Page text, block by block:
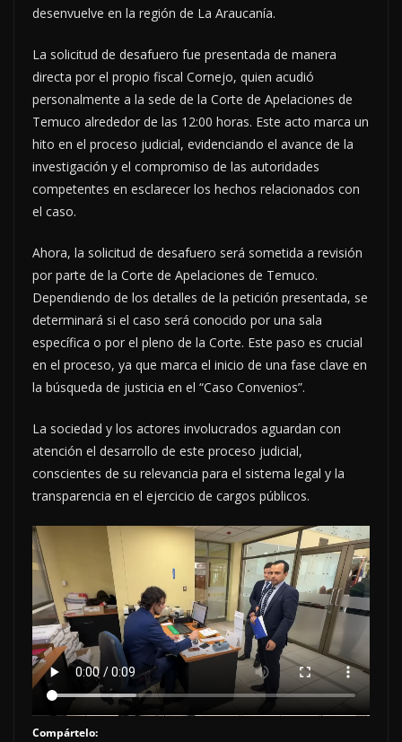
desenvuelve en la región de La Araucanía.
La solicitud de desafuero fue presentada de manera
directa por el propio fiscal Cornejo, quien acudió
personalmente a la sede de la Corte de Apelaciones de
Temuco alrededor de las 12:00 horas. Este acto marca un
hito en el proceso judicial, evidenciando el avance de la
investigación y el compromiso de las autoridades
competentes en esclarecer los hechos relacionados con
el caso.
Ahora, la solicitud de desafuero será sometida a revisión
por parte de la Corte de Apelaciones de Temuco.
Dependiendo de los detalles de la petición presentada, se
determinará si el caso será conocido por una sala
específica o por el pleno de la Corte. Este paso es crucial
en el proceso, ya que marca el inicio de una fase clave en
la búsqueda de justicia en el “Caso Convenios”.
La sociedad y los actores involucrados aguardan con
atención el desarrollo de este proceso judicial,
conscientes de su relevancia para el sistema legal y la
transparencia en el ejercicio de cargos públicos.
Compártelo: